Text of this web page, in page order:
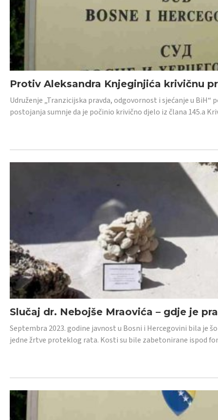
Protiv Aleksandra Knjeginjića krivičnu
Udruženje „Tranzicijska pravda, odgovornost i sjećanje u
postojanja sumnje da je počinio krivično djelo iz člana 145.a
Slučaj dr. Nebojše Mraovića – gdje je
Septembra 2023. godine javnost u Bosni i Hercegovini bila je
jedne žrtve proteklog rata. Kosti su bile zabetonirane ispod